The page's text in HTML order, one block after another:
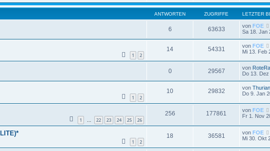
ANTWORTEN ZUGRIFFE LETZTER
6 63633 von FOE
Sa 18. Jan
1 2
14 54331 von FOE
Mi 13. Feb
0 29567 von
Do 13. Dez
1 2
10 29832 von Thurian
Do 9. Jan
1 … 22 23 24 25 26
256 177861 von FOE
Fr 1. Nov
1 2
18 36581 von FOE
Mi 30. Okt